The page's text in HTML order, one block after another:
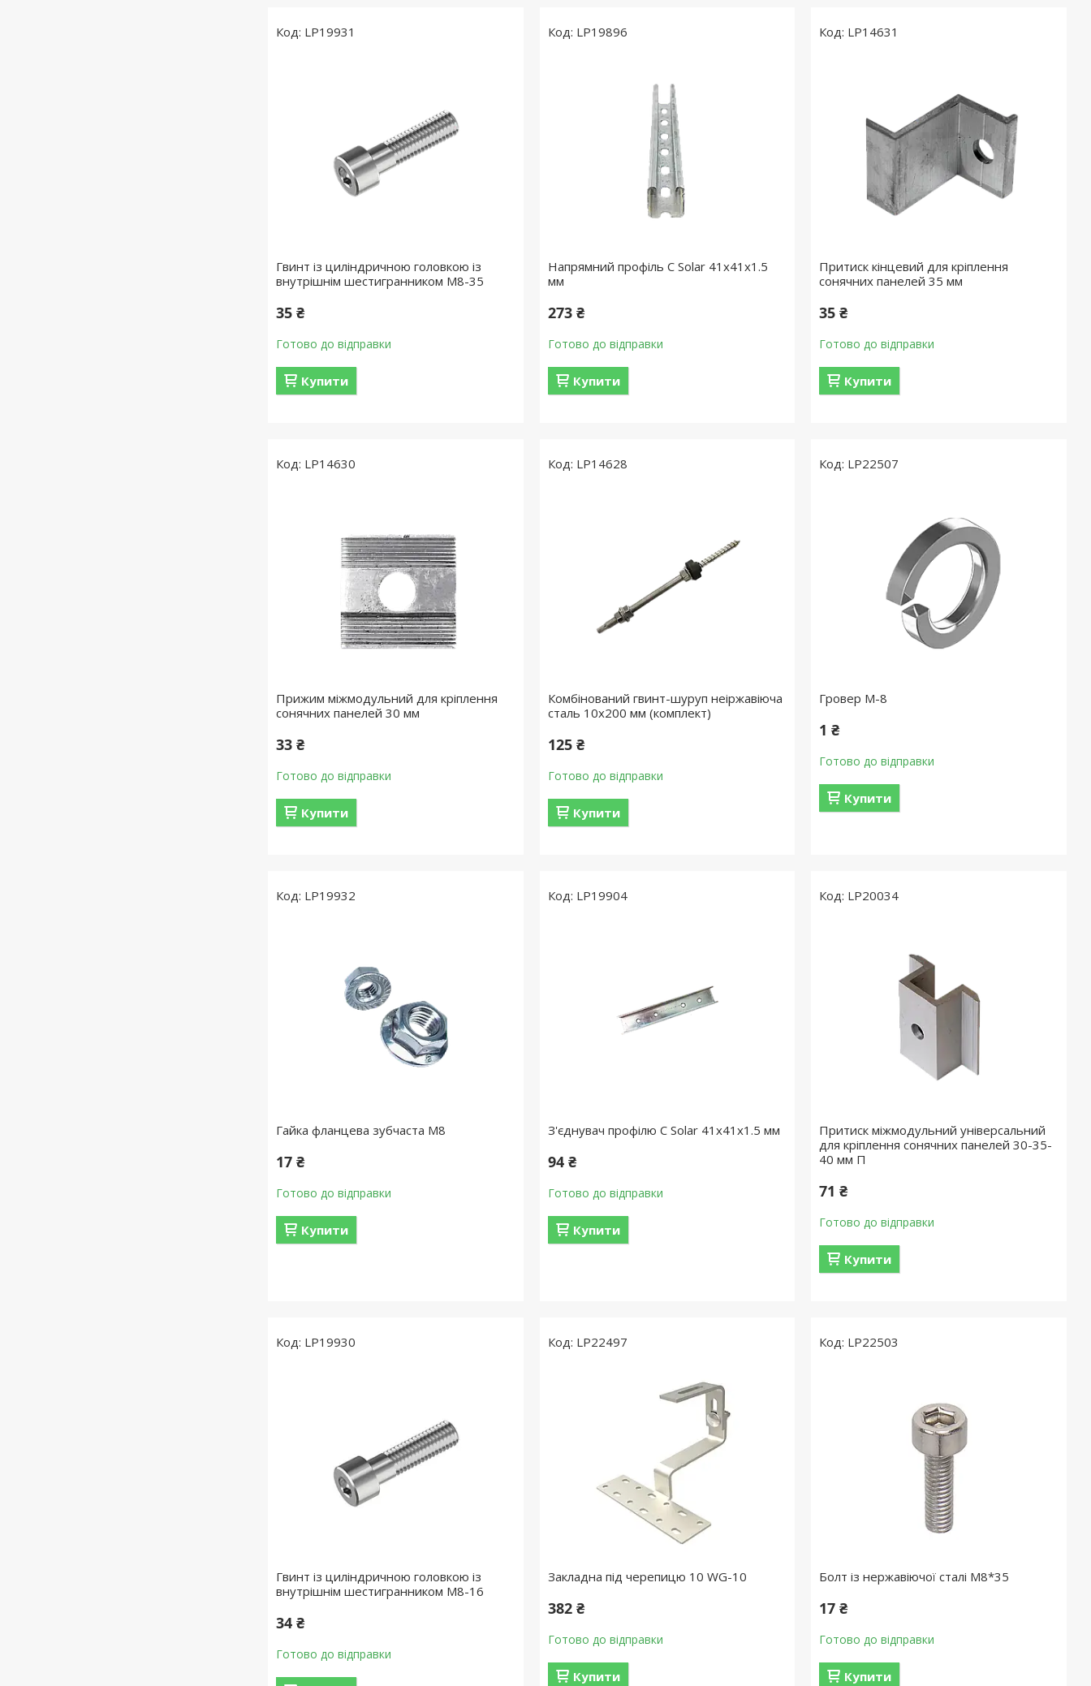
LP19931
Гвинт із циліндричною головкою із
внутрішнім шестигранником M8-35
35 ₴
Готово до відправки
Купити
LP19896
Напрямний профіль С Solar 41х41х1.5
мм
273 ₴
Готово до відправки
Купити
LP14631
Притиск кінцевий для кріплення
сонячних панелей 35 мм
35 ₴
Готово до відправки
Купити
LP14630
Прижим міжмодульний для кріплення
сонячних панелей 30 мм
33 ₴
Готово до відправки
Купити
LP14628
Комбінований гвинт-шуруп неіржавіюча
сталь 10х200 мм (комплект)
125 ₴
Готово до відправки
Купити
LP22507
Гровер M-8
1 ₴
Готово до відправки
Купити
LP19932
Гайка фланцева зубчаста М8
17 ₴
Готово до відправки
Купити
LP19904
З'єднувач профілю С Solar 41х41х1.5 мм
94 ₴
Готово до відправки
Купити
LP20034
Притиск міжмодульний універсальний
для кріплення сонячних панелей 30-35-
40 мм П
71 ₴
Готово до відправки
Купити
LP19930
Гвинт із циліндричною головкою із
внутрішнім шестигранником M8-16
34 ₴
Готово до відправки
LP22497
Закладна під черепицю 10 WG-10
382 ₴
Готово до відправки
Купити
LP22503
Болт із нержавіючої сталі М8*35
17 ₴
Готово до відправки
Купити